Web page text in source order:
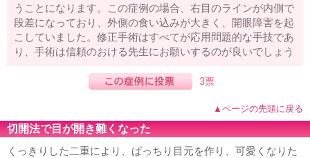
うことになります。この症例の場合、右目のラインが内側で
段差になっており、外側の食い込みが大きく、開眼障害を起
こしていました。修正手術はすべてが応用問題的な手技であ
り、手術は信頼のおける先生にお願いするのが良いでしょう
3票
▲ページの先頭に戻る
切開法で目が開き難くなった
くっきりした二重により、ぱっちり目元を作り、可愛くなりた